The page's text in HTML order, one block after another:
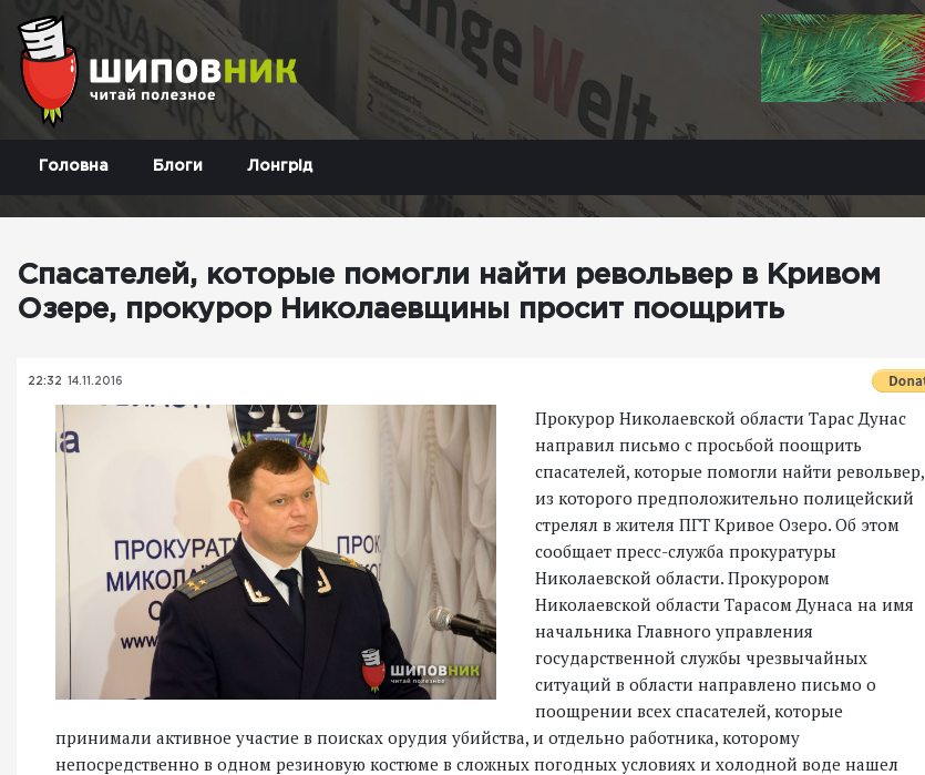
Головна Блоги Лонгрід
Спасателей, которые помогли найти револьвер в Кривом
Озере, прокурор Николаевщины просит поощрить
22:32 14.11.2016
Прокурор Николаевской области Тарас Дунас
направил письмо с просьбой поощрить
спасателей, которые помогли найти револьвер,
из которого предположительно полицейский
стрелял в жителя ПГТ Кривое Озеро. Об этом
сообщает пресс-служба прокуратуры
Николаевской области. Прокурором
Николаевской области Тарасом Дунаса на имя
начальника Главного управления
государственной службы чрезвычайных
ситуаций в области направлено письмо о
поощрении всех спасателей, которые
принимали активное участие в поисках орудия убийства, и отдельно работника, которому
непосредственно в одном резиновую костюме в сложных погодных условиях и холодной воде нашел